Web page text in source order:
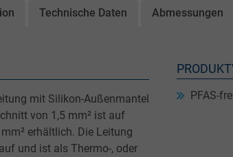
Technische Daten Abmessungen
mit Silikon-Außenmantel
von 1,5 mm² ist auf
erhältlich. Die Leitung
und ist als Thermo-, oder
PFAS-